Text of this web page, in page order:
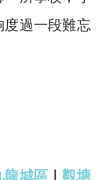
度過一段難忘
龍城區 ｜觀塘